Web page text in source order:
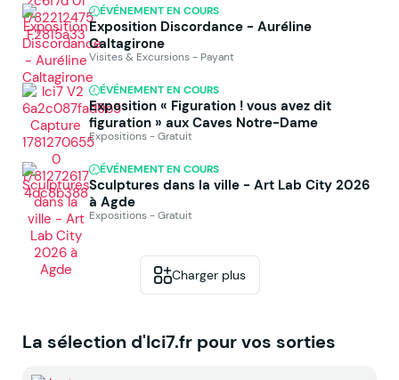
ÉVÉNEMENT EN COURS
Exposition Discordance - Auréline
Caltagirone
Visites & Excursions - Payant
ÉVÉNEMENT EN COURS
Exposition « Figuration ! vous avez dit
figuration » aux Caves Notre-Dame
Expositions - Gratuit
ÉVÉNEMENT EN COURS
Sculptures dans la ville - Art Lab City 2026
à Agde
Expositions - Gratuit
Charger plus
La sélection d'Ici7.fr pour vos sorties